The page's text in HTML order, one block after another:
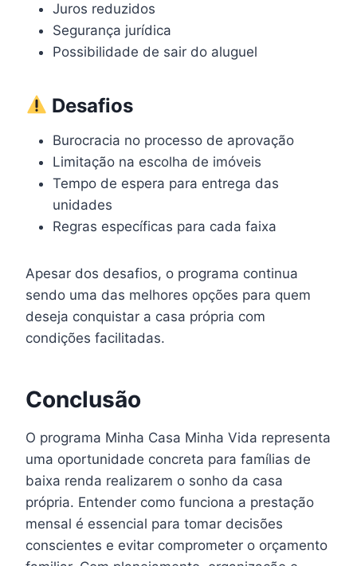
Juros reduzidos
Segurança jurídica
Possibilidade de sair do aluguel
Desafios
Burocracia no processo de aprovação
Limitação na escolha de imóveis
Tempo de espera para entrega das
unidades
Regras específicas para cada faixa
Apesar dos desafios, o programa continua
sendo uma das melhores opções para quem
deseja conquistar a casa própria com
condições facilitadas.
Conclusão
O programa Minha Casa Minha Vida representa
uma oportunidade concreta para famílias de
baixa renda realizarem o sonho da casa
própria. Entender como funciona a prestação
mensal é essencial para tomar decisões
conscientes e evitar comprometer o orçamento